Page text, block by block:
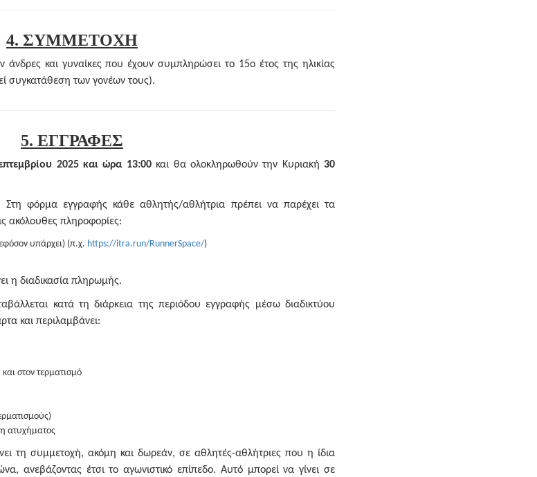
4. ΣΥΜΜΕΤΟΧΗ
άνδρες και γυναίκες που έχουν συμπληρώσει το 15ο έτος της ηλικίας
συγκατάθεση των γονέων τους).
5. ΕΓΓΡΑΦΕΣ
2025 και ώρα 13:00και θα ολοκληρωθούν την Κυριακή 30
Στη φόρμα εγγραφής κάθε αθλητής/αθλήτρια πρέπει να παρέχει τα
ακόλουθες πληροφορίες:
υπάρχει) (π.χ. https://itra.run/RunnerSpace/)
η διαδικασία πληρωμής.
κατά τη διάρκεια της περιόδου εγγραφής μέσω διαδικτύου
και περιλαμβάνει:
στον τερματισμό
ατυχήματος
τη συμμετοχή, ακόμη και δωρεάν, σε αθλητές-αθλήτριες που η ίδια
ανεβάζοντας έτσι το αγωνιστικό επίπεδο. Αυτό μπορεί να γίνει σε